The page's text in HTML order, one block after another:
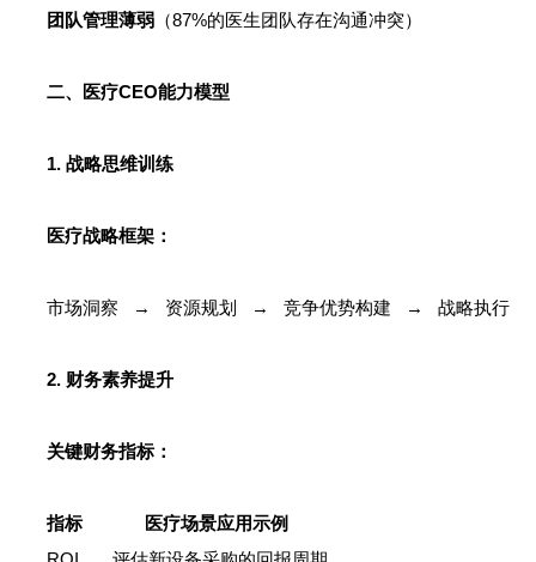
团队管理薄弱（87%的医生团队存在沟通冲突）
二、医疗CEO能力模型
1. 战略思维训练
医疗战略框架：
市场洞察 → 资源规划 → 竞争优势构建 → 战略执行
2. 财务素养提升
关键财务指标：
指标 医疗场景应用示例